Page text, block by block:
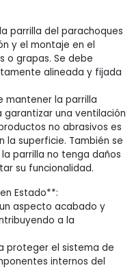
parrilla del parachoques
y el montaje en el
o grapas. Se debe
alineada y fijada
mantener la parrilla
una ventilación
no abrasivos es
la superficie. También se
parrilla no tenga daños
su funcionalidad.
Estado**:
aspecto acabado y
a la
proteger el sistema de
internos del